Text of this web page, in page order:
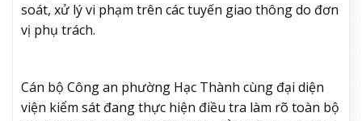
soát, xử lý vi phạm trên các tuyến giao thông do đơn
vị phụ trách.
Cán bộ Công an phường Hạc Thành cùng đại diện
viện kiểm sát đang thực hiện điều tra làm rõ toàn bộ